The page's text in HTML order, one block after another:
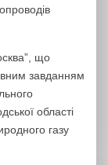
що
завданням
області
газу